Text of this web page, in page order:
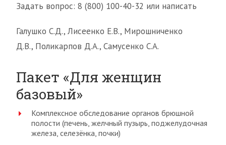
Задать вопрос: 8 (800) 100-40-32 или написать
Галушко С.Д., Лисеенко Е.В., Мирошниченко
Д.В., Поликарпов Д.А., Самусенко С.А.
Пакет «Для женщин
базовый»
Комплексное обследование органов брюшной
полости (печень, желчный пузырь, поджелудочная
железа, селезёнка, почки)